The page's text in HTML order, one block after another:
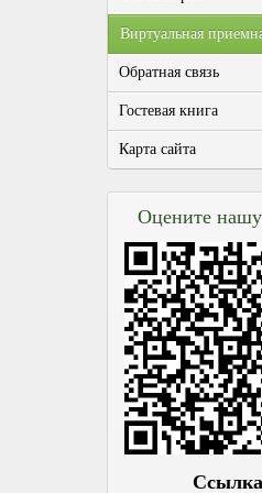
Виртуальная
Обратная связь
Гостевая книга
Карта сайта
Оцените